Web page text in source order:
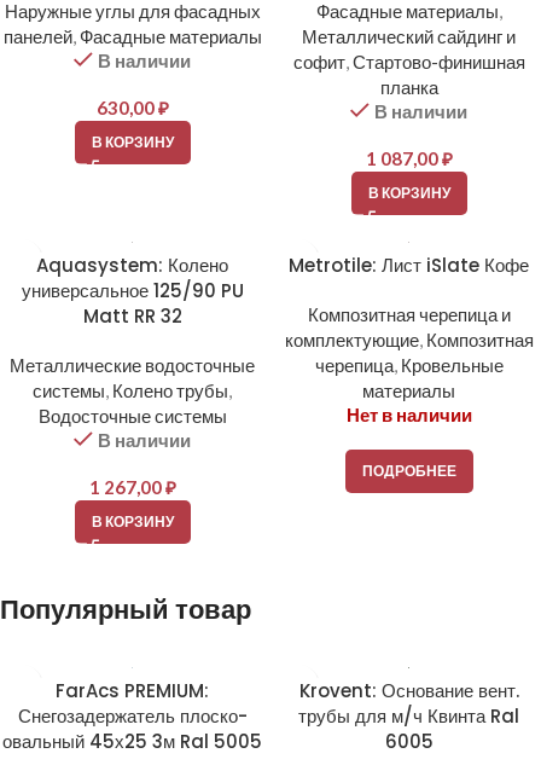
Наружные углы для фасадных
панелей, Фасадные материалы
В наличии
630,00₽
В КОРЗИНУ
Фасадные материалы,
Металлический сайдинг и
софит,Стартово-финишная
планка
В наличии
1 087,00₽
В КОРЗИНУ
Aquasystem: Колено
универсальное 125/90 PU
Matt RR 32
Металлические водосточные
системы, Колено трубы,
Водосточные системы
В наличии
1 267,00₽
В КОРЗИНУ
Metrotile: Лист iSlate Кофе
Композитная черепица и
комплектующие, Композитная
черепица, Кровельные
материалы
Нет в наличии
ПОДРОБНЕЕ
Популярный товар
FarAcs PREMIUM:
Снегозадержатель плоско-
овальный 45х25 3м Ral 5005
Krovent: Основание вент.
трубы для м/ч Квинта Ral
6005